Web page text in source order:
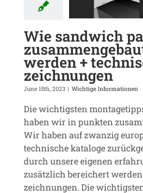
+ technische
Informationen
Wie sandwich
werden +
zeichnungen
June 15th, 2023 | Wichtige Informationen
Die wichtigsten
haben wir in punkten
Wir haben auf zwanzig
technische kataloge
durch unsere eigenen
zusätzlich bereichert
zeichnungen. Die